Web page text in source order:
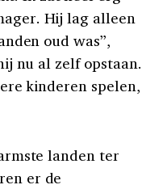
Hij lag alleen
oud was”,
nu al zelf opstaan.
kinderen spelen,
landen ter
er de